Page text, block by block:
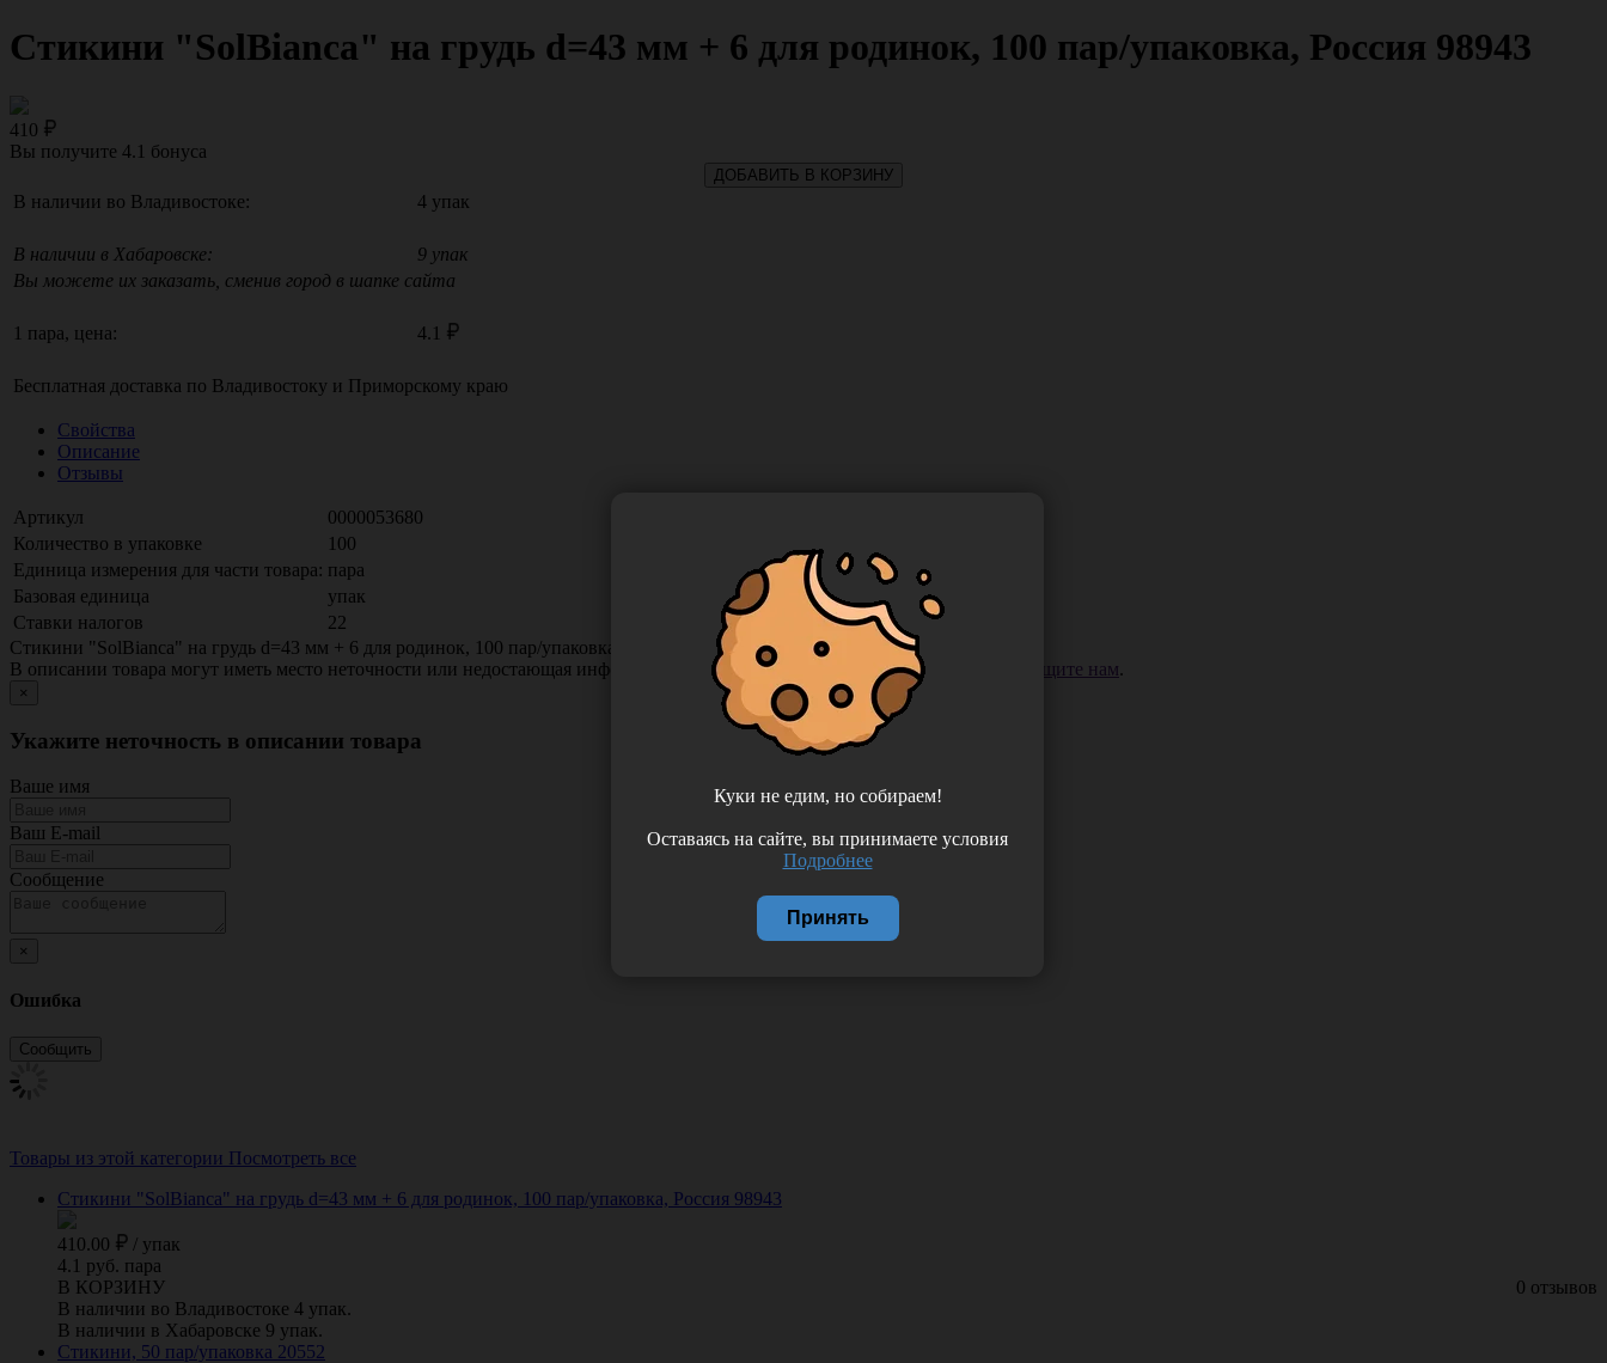
Стикини "SolBianca" на грудь d=43 мм + 6 для родинок, 100 пар/упаковка, Россия 98943
410
Вы получите 4.1 бонуса
ДОБАВИТЬ В КОРЗИНУ
В наличии во Владивостоке: 4 упак
В наличии в Хабаровске:
9 упак
Вы можете их заказать, сменив город в шапке сайта
1 пара, цена: 4.1
Бесплатная доставка по Владивостоку и Приморскому краю
Свойства
Описание
Отзывы
Артикул
0000053680
Количество в упаковке
100
Единица измерения для части товара: пара
Базовая единица
упак
Ставки налогов
22
Стикини "SolBianca" на грудь d=43 мм + 6 для родинок, 100 пар/упаковка, Россия 98943
В описании товара могут иметь место неточности или недостающая информация. Если вы заметили такую проблему —
сообщите нам.
×
Укажите неточность в описании товара
Ваше имя
Ваш E-mail
Сообщение
×
Ошибка
Товары из этой категории Посмотреть все
Стикини "SolBianca" на грудь d=43 мм + 6 для родинок, 100 пар/упаковка, Россия 98943
410.00 / упак
4.1 руб. пара
0 отзывов
В КОРЗИНУ
В наличии во Владивостоке 4 упак.
В наличии в Хабаровске 9 упак.
Стикини, 50 пар/упаковка 20552
Куки не едим, но собираем!
Оставаясь на сайте, вы принимаете условия
Подробнее
Принять